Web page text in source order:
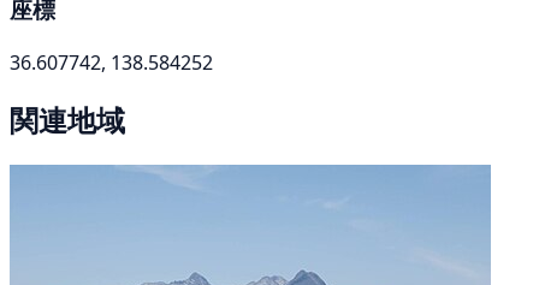
座標
36.607742, 138.584252
関連地域